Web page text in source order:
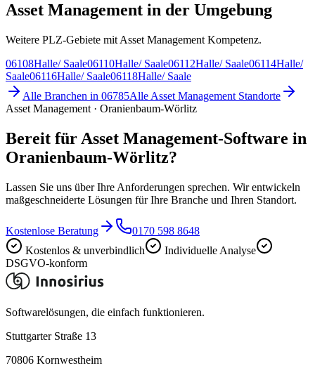
Asset Management in der Umgebung
Weitere PLZ-Gebiete mit Asset Management Kompetenz.
06108Halle/ Saale06110Halle/ Saale06112Halle/ Saale06114Halle/
Saale06116Halle/ Saale06118Halle/ Saale
Alle Branchen in 06785Alle Asset Management Standorte
Asset Management · Oranienbaum-Wörlitz
Bereit für Asset Management-Software in
Oranienbaum-Wörlitz?
Lassen Sie uns über Ihre Anforderungen sprechen. Wir entwickeln
maßgeschneiderte Lösungen für Ihre Branche und Ihren Standort.
Kostenlose Beratung
0170 598 8648
Kostenlos & unverbindlich
Individuelle Analyse
DSGVO-konform
Softwarelösungen, die einfach funktionieren.
Stuttgarter Straße 13
70806 Kornwestheim